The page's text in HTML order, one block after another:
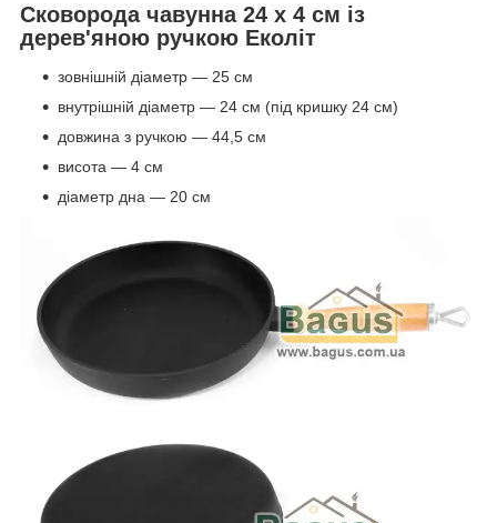
Сковорода чавунна 24 х 4 см із
дерев'яною ручкою Еколіт
зовнішній діаметр — 25 см
внутрішній діаметр — 24 см (під кришку 24 см)
довжина з ручкою — 44,5 см
висота — 4 см
діаметр дна — 20 см